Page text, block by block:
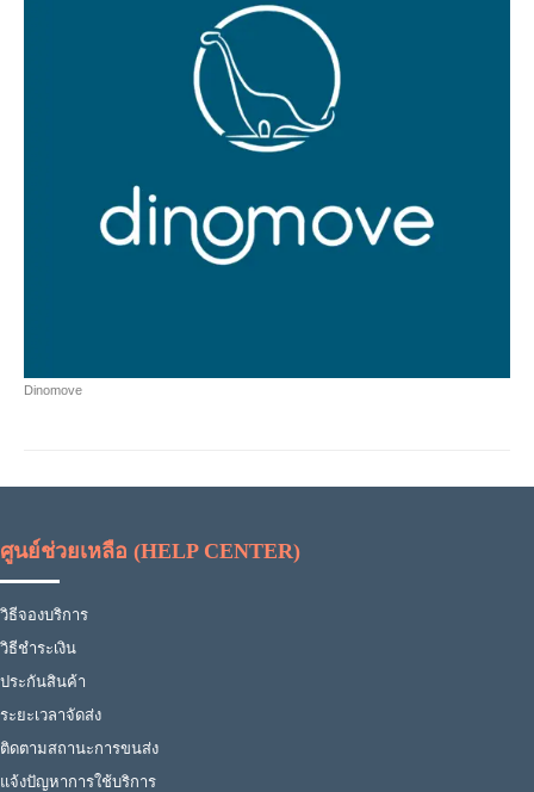
Dinomove
ศูนย์ช่วยเหลือ (HELP CENTER)
วิธีจองบริการ
วิธีชำระเงิน
ประกันสินค้า
ระยะเวลาจัดส่ง
ติดตามสถานะการขนส่ง
แจ้งปัญหาการใช้บริการ